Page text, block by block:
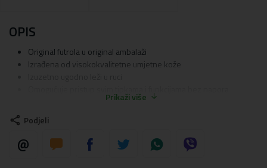
OPIS
Original futrola u original ambalaži
Izrađena od visokokvalitetne umjetne kože
Moguće ju je postaviti horizontalno na podlogu
Mobitel se montira u čvrsti TPU kalup koji ne može puknuti
Uređaj je kompletno zaštićen
Prikaži više
Podjeli